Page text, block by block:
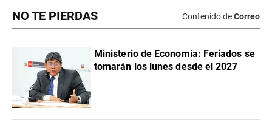
NO TE PIERDAS Contenido deCorreo
Ministerio de Economía: Feriados se
tomarán los lunes desde el 2027